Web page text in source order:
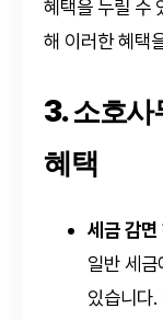
혜택을 누릴 수
해 이러한 혜택
3. 소호사
혜택
세금 감면
일반 세
있습니다